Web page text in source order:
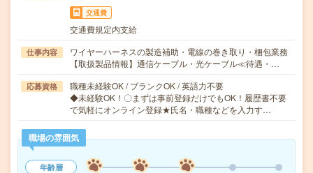
交通費
交通費規定内支給
仕事内容
ワイヤーハーネスの製造補助・電線の巻き取り・梱包業務
【取扱製品情報】通信ケーブル・光ケーブル≪待遇・…
応募資格
職種未経験OK / ブランクOK / 英語力不要
◆未経験OK！〇まずは事前登録だけでもOK！履歴書不要
で気軽にオンライン登録★氏名・職種などを入力す…
職場の雰囲気
年齢層